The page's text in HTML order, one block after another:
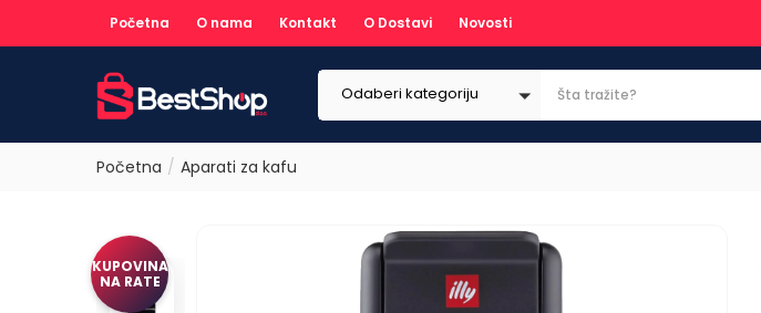
Početna O nama Kontakt O Dostavi Novosti
Odaberi kategoriju
Početna Aparati za kafu
KUPOVINA
NA RATE